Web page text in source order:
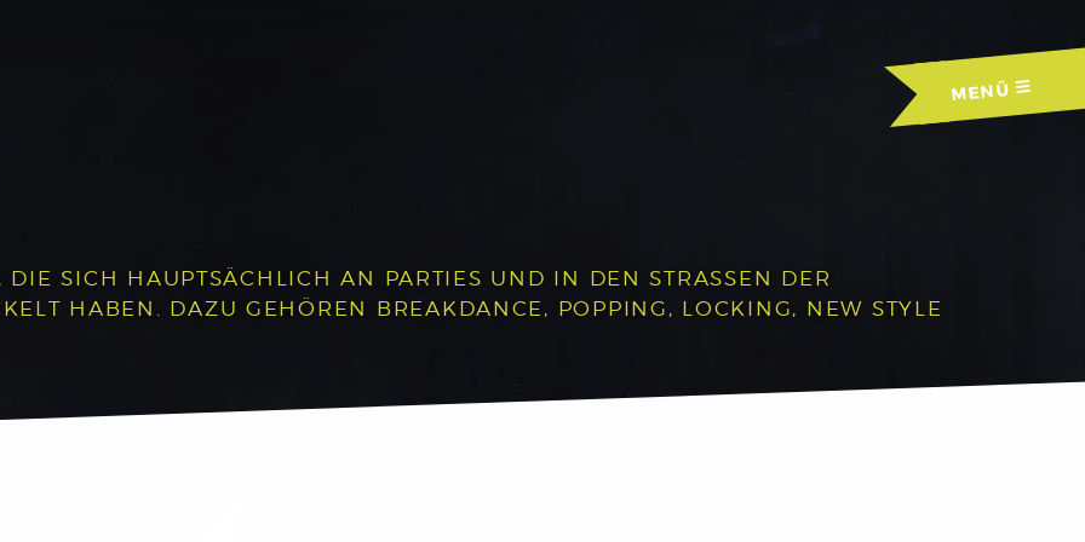
MENÜ
SICH HAUPTSÄCHLICH AN PARTIES UND IN DEN STRASSEN DER A
HABEN. DAZU GEHÖREN BREAKDANCE, POPPING, LOCKING, NEW STYLE U